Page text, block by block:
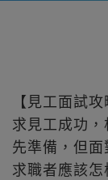
【見工面試
求見工成功
先準備，但
求職者應該